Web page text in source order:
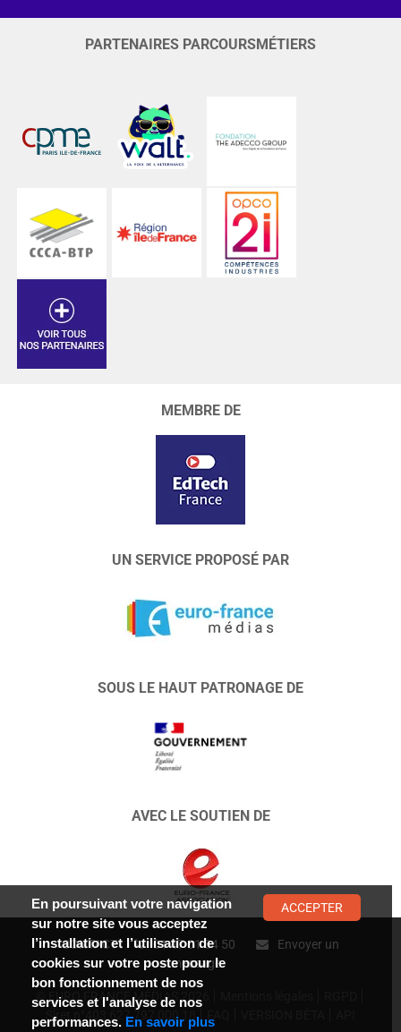
PARTENAIRES PARCOURSMÉTIERS
MEMBRE DE
UN SERVICE PROPOSÉ PAR
SOUS LE HAUT PATRONAGE DE
AVEC LE SOUTIEN DE
CONTACT : 01 47 01 34 50
Envoyer un
message
© EURO FRANCE MÉDIAS 2026
Siret n°403 627 797 000 18
En poursuivant votre navigation
sur notre site vous acceptez
l’installation et l’utilisation de
cookies sur votre poste pour le
bon fonctionnement de nos
services et l'analyse de nos
performances. En savoir plus
ACCEPTER